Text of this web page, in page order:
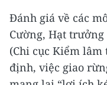
Đánh giá về các
Cường, Hạt
(Chi cục Kiểm
định, việc giao